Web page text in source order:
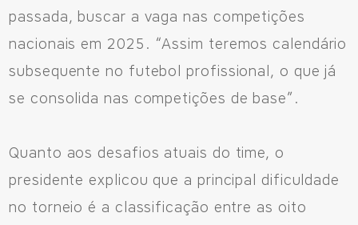
passada, buscar a vaga nas competições
nacionais em 2025. “Assim teremos calendário
subsequente no futebol profissional, o que já
se consolida nas competições de base”.
Quanto aos desafios atuais do time, o
presidente explicou que a principal dificuldade
no torneio é a classificação entre as oito